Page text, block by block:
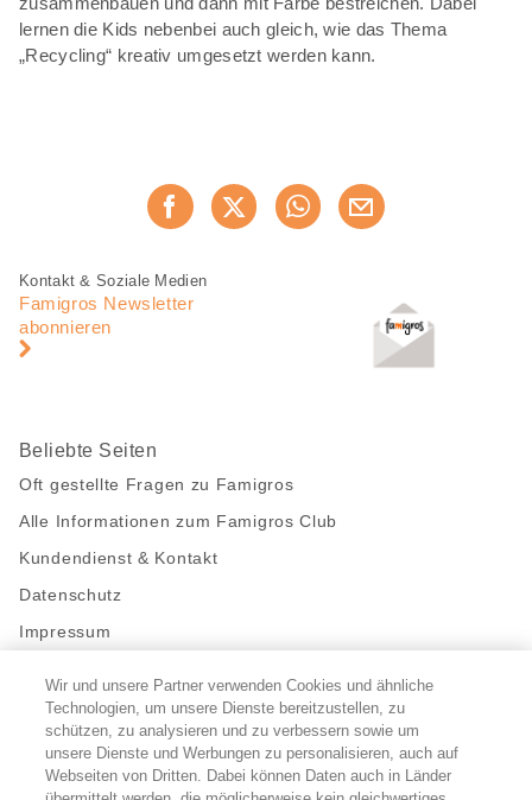
lernen die Kids nebenbei auch gleich, wie das Thema
„Recycling“ kreativ umgesetzt werden kann.
Jetzt weiterempfehlen
Fusszeile
Fusszeile
Navigation
Kontakt & Soziale Medien
Famigros Newsletter
abonnieren
Beliebte Seiten
Oft gestellte Fragen zu Famigros
Alle Informationen zum Famigros Club
Kundendienst & Kontakt
Datenschutz
Impressum
Bleibe mit uns in Kontakt
Facebook
https://twitter.com/migros
https://www.youtube.com/user/
PinterestInstagram
Wir und unsere Partner verwenden Cookies und ähnliche
Technologien, um unsere Dienste bereitzustellen, zu
schützen, zu analysieren und zu verbessern sowie um
unsere Dienste und Werbungen zu personalisieren, auch auf
Webseiten von Dritten. Dabei können Daten auch in Länder